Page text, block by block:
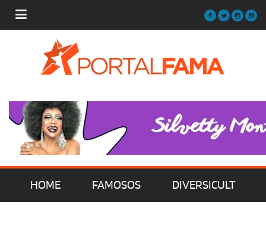
HOME FAMOSOS DIVERSICULT